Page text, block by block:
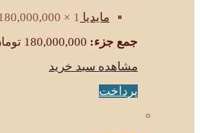
مایدیا 1 ×
جمع جزء: 180,000,000
مشاهده سبد خرید
پرداخت